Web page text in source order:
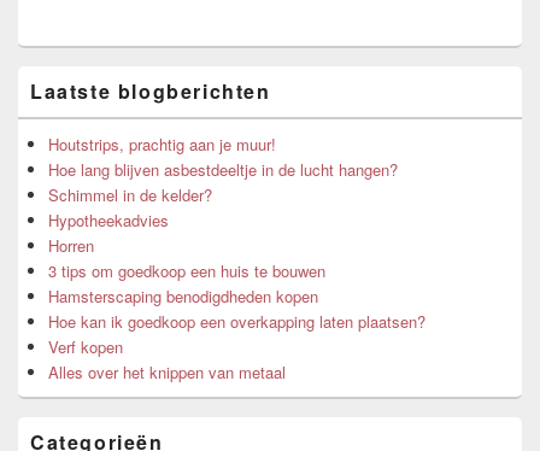
Laatste blogberichten
Houtstrips, prachtig aan je muur!
Hoe lang blijven asbestdeeltje in de lucht hangen?
Schimmel in de kelder?
Hypotheekadvies
Horren
3 tips om goedkoop een huis te bouwen
Hamsterscaping benodigdheden kopen
Hoe kan ik goedkoop een overkapping laten plaatsen?
Verf kopen
Alles over het knippen van metaal
Categorieën